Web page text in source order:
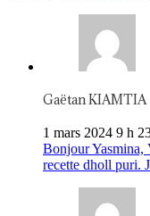
Gaëtan KIAMTIA
1 mars 2024 9 h
Bonjour Yasmina,
recette dholl puri.